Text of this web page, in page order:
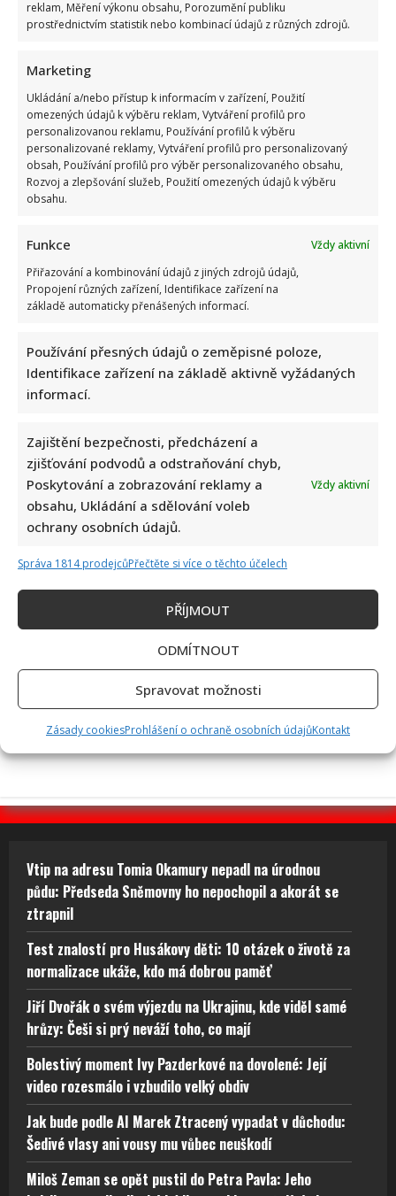
reklam, Měření výkonu obsahu, Porozumění publiku
prostřednictvím statistik nebo kombinací údajů z různých zdrojů.
Marketing
Ukládání a/nebo přístup k informacím v zařízení, Použití
omezených údajů k výběru reklam, Vytváření profilů pro
personalizovanou reklamu, Používání profilů k výběru
personalizované reklamy, Vytváření profilů pro personalizovaný
obsah, Používání profilů pro výběr personalizovaného obsahu,
Rozvoj a zlepšování služeb, Použití omezených údajů k výběru
obsahu.
Funkce
Vždy aktivní
Přiřazování a kombinování údajů z jiných zdrojů údajů,
Propojení různých zařízení, Identifikace zařízení na
základě automaticky přenášených informací.
Používání přesných údajů o zeměpisné poloze,
Identifikace zařízení na základě aktivně vyžádaných
informací.
Zajištění bezpečnosti, předcházení a
zjišťování podvodů a odstraňování chyb,
Poskytování a zobrazování reklamy a
obsahu, Ukládání a sdělování voleb
ochrany osobních údajů.
Vždy aktivní
Správa 1814 prodejcůPřečtěte si více o těchto účelech
PŘÍJMOUT
ODMÍTNOUT
Spravovat možnosti
Zásady cookiesProhlášení o ochraně osobních údajůKontakt
Test znalostí pro Husákovy děti: 10 otázek o životě za
normalizace ukáže, kdo má dobrou paměť
Češi si prý neváží toho, co mají
Bolestivý moment Ivy Pazderkové na dovolené: Její video
rozesmálo i vzbudilo velký obdiv
Jak bude podle AI Marek Ztracený vypadat v důchodu: Šedivé
vlasy ani vousy mu vůbec neuškodí
Vtip na adresu Tomia Okamury nepadl na úrodnou
půdu: Předseda Sněmovny ho nepochopil a akorát se
ztrapnil
Test znalostí pro Husákovy děti: 10 otázek o životě za
normalizace ukáže, kdo má dobrou paměť
Jiří Dvořák o svém výjezdu na Ukrajinu, kde viděl samé
hrůzy: Češi si prý neváží toho, co mají
Bolestivý moment Ivy Pazderkové na dovolené: Její
video rozesmálo i vzbudilo velký obdiv
Jak bude podle AI Marek Ztracený vypadat v důchodu:
Šedivé vlasy ani vousy mu vůbec neuškodí
Miloš Zeman se opět pustil do Petra Pavla: Jeho